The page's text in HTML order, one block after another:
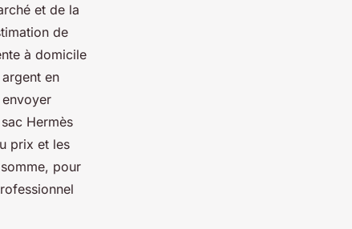
et de la
de
à domicile
en
Hermès
prix et les
pour